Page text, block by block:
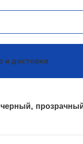
и доставка